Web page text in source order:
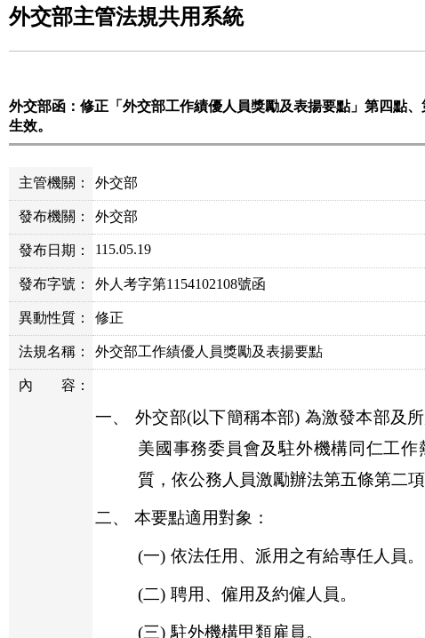
外交部主管法規共用系統
外交部函：修正「外交部工作績優人員獎勵及表揚要點」第四點
生效。
主管機關： 外交部
發布機關： 外交部
發布日期： 115.05.19
發布字號： 外人考字第1154102108號函
異動性質： 修正
法規名稱： 外交部工作績優人員獎勵及表揚要點
內 容：
一、 外交部(以下簡稱本部) 為激發本部及
美國事務委員會及駐外機構同仁工
質，依公務人員激勵辦法第五條第二
二、 本要點適用對象：
(一) 依法任用、派用之有給專任人員。
(二) 聘用、僱用及約僱人員。
(三) 駐外機構甲類雇員。